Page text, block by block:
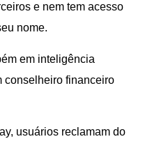
e nem tem acesso
nome.
em inteligência
conselheiro financeiro
usuários reclamam do